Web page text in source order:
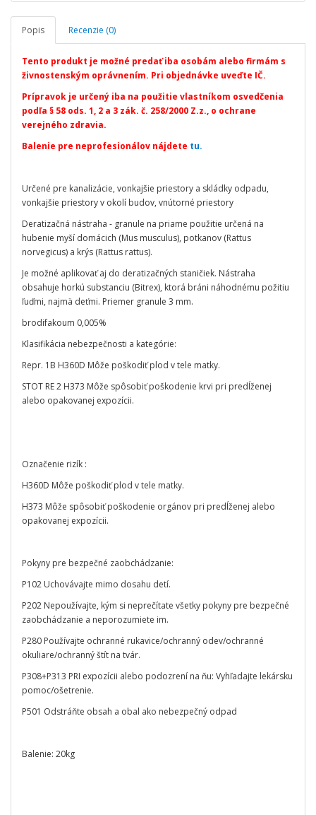
Popis Recenzie (0)
Tento produkt je možné predať iba osobám alebo firmám s
živnostenským oprávnením. Pri objednávke uveďte IČ.
Prípravok je určený iba na použitie vlastníkom osvedčenia
podľa § 58 ods. 1, 2 a 3 zák. č. 258/2000 Z.z., o ochrane
verejného zdravia.
Balenie pre neprofesionálov nájdete tu.
Určené pre kanalizácie, vonkajšie priestory a skládky odpadu,
vonkajšie priestory v okolí budov, vnútorné priestory
Deratizačná nástraha - granule na priame použitie určená na
hubenie myší domácich (Mus musculus), potkanov (Rattus
norvegicus) a krýs (Rattus rattus).
Je možné aplikovať aj do deratizačných staničiek. Nástraha
obsahuje horkú substanciu (Bitrex), ktorá bráni náhodnému požitiu
ľuďmi, najmä deťmi. Priemer granule 3 mm.
brodifakoum 0,005%
Klasifikácia nebezpečnosti a kategórie:
Repr. 1B H360D Môže poškodiť plod v tele matky.
STOT RE 2 H373 Môže spôsobiť poškodenie krvi pri predĺženej
alebo opakovanej expozícii.
Označenie rizík :
H360D Môže poškodiť plod v tele matky.
H373 Môže spôsobiť poškodenie orgánov pri predĺženej alebo
opakovanej expozícii.
Pokyny pre bezpečné zaobchádzanie:
P102 Uchovávajte mimo dosahu detí.
P202 Nepoužívajte, kým si neprečítate všetky pokyny pre bezpečné
zaobchádzanie a neporozumiete im.
P280 Používajte ochranné rukavice/ochranný odev/ochranné
okuliare/ochranný štít na tvár.
P308+P313 PRI expozícii alebo podozrení na ňu: Vyhľadajte lekársku
pomoc/ošetrenie.
P501 Odstráňte obsah a obal ako nebezpečný odpad
Balenie: 20kg